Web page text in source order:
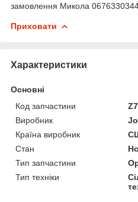
замовлення Микола
Приховати
Характеристики
Основні
Код запчастини
Виробник
Країна виробник
Стан
Тип запчастини
Тип техніки